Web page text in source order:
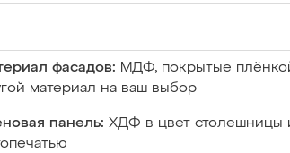
фасадов: МДФ, покрытые
материал на ваш выбор
панель: ХДФ в цвет столешницы